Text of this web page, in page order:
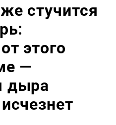
стучится
этого
—
дыра